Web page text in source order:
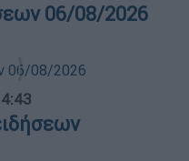
06/08/2026